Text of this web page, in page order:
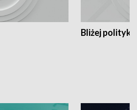
Bliżej polityki